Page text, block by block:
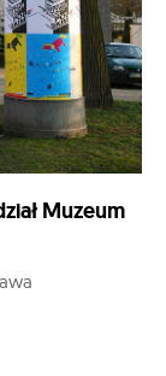
Muzeum